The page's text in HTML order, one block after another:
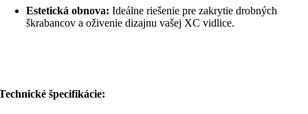
Estetická obnova: Ideálne riešenie pre zakrytie drobných
škrabancov a oživenie dizajnu vašej XC vidlice.
špecifikácie: